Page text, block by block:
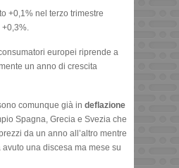
+0,1% nel terzo trimestre
europei riprende a
un anno di crescita
comunque già in deflazione
Spagna, Grecia e Svezia che
da un anno all’altro mentre
una discesa ma mese su